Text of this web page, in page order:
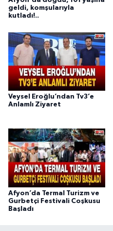
geldi, komşularıyla
kutladı!..
Veysel Eroğlu’ndan Tv3’e
Anlamlı Ziyaret
Afyon’da Termal Turizm ve
Gurbetçi Festivali Coşkusu
Başladı